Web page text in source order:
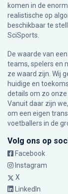
komen in de
realistische op
beschikbaar te
SciSports
De waarde van
teams, spelers en
ze waard zijn. Wij
huidige en
details om zo
Vanuit daar zijn
om een eigen
voetballers in de
Volg ons op
Facebook
Instagram
X
LinkedIn